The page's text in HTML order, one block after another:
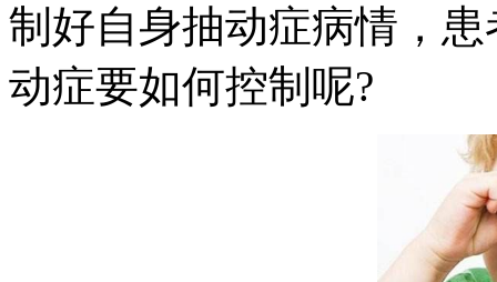
制好自身抽动症病情，
动症要如何控制呢?